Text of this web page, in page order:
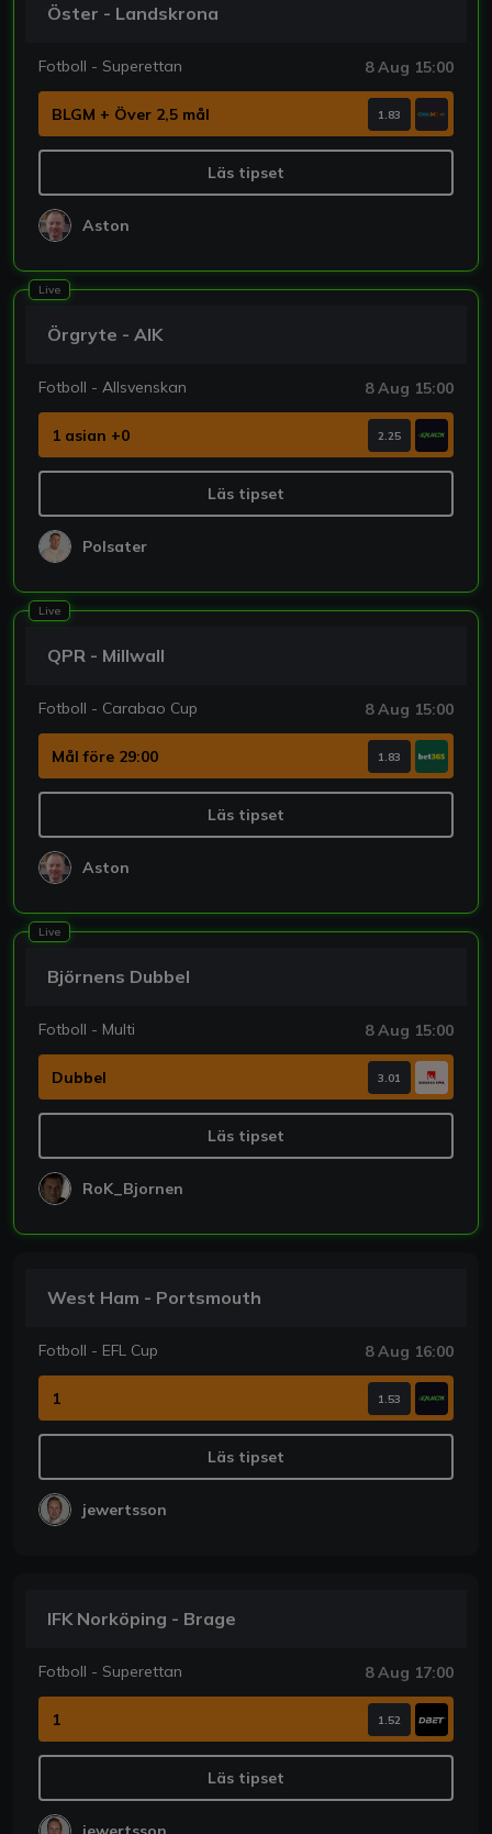
Öster - Landskrona
Fotboll - Superettan 8 Aug 15:00
BLGM + Över 2,5 mål 1.83
Läs tipset
Aston
Live
Örgryte - AIK
Fotboll - Allsvenskan 8 Aug 15:00
1 asian +0 2.25
Läs tipset
Polsater
Live
QPR - Millwall
Fotboll - Carabao Cup 8 Aug 15:00
Mål före 29:00 1.83
Läs tipset
Aston
Live
Björnens Dubbel
Fotboll - Multi 8 Aug 15:00
Dubbel 3.01
Läs tipset
RoK_Bjornen
West Ham - Portsmouth
Fotboll - EFL Cup 8 Aug 16:00
1 1.53
Läs tipset
jewertsson
IFK Norköping - Brage
Fotboll - Superettan 8 Aug 17:00
1 1.52
Läs tipset